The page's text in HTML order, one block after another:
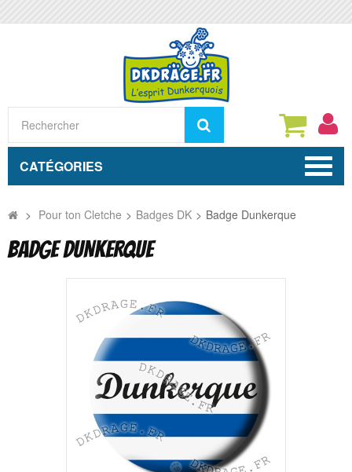
Rechercher
CATÉGORIES
> Pour ton Cletche > Badges DK > Badge Dunkerque
BADGE DUNKERQUE